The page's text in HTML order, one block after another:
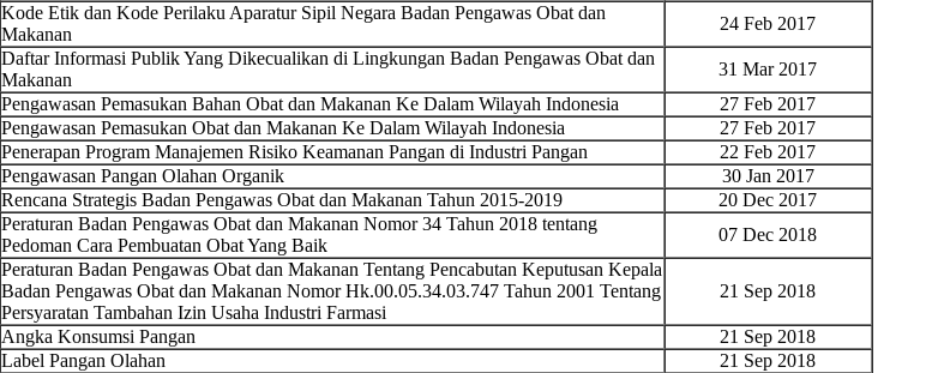
Kode Etik dan Kode Perilaku Aparatur Sipil Negara Badan Pengawas Obat dan
Makanan
24 Feb 2017
Daftar Informasi Publik Yang Dikecualikan di Lingkungan Badan Pengawas Obat dan
Makanan
31 Mar 2017
Pengawasan Pemasukan Bahan Obat dan Makanan Ke Dalam Wilayah Indonesia
27 Feb 2017
Pengawasan Pemasukan Obat dan Makanan Ke Dalam Wilayah Indonesia
27 Feb 2017
Penerapan Program Manajemen Risiko Keamanan Pangan di Industri Pangan
22 Feb 2017
Pengawasan Pangan Olahan Organik
30 Jan 2017
Rencana Strategis Badan Pengawas Obat dan Makanan Tahun 2015-2019
20 Dec 2017
Peraturan Badan Pengawas Obat dan Makanan Nomor 34 Tahun 2018 tentang
Pedoman Cara Pembuatan Obat Yang Baik
07 Dec 2018
Peraturan Badan Pengawas Obat dan Makanan Tentang Pencabutan Keputusan Kepala
Badan Pengawas Obat dan Makanan Nomor Hk.00.05.34.03.747 Tahun 2001 Tentang
Persyaratan Tambahan Izin Usaha Industri Farmasi
21 Sep 2018
Angka Konsumsi Pangan
21 Sep 2018
Label Pangan Olahan 21 Sep 2018